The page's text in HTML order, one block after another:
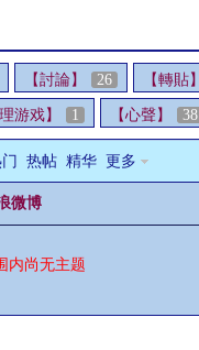
【討論】 26 【轉貼】
游戏】 1 【心聲】 38
热帖 精华 更多
微博
内尚无主题